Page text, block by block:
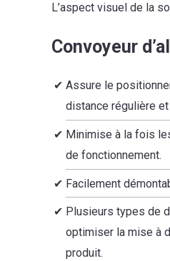
L’aspect visuel de la
Convoyeur
Assure le
distance régulière
Minimise à la fois
de fonctionnement.
Facilement
Plusieurs types de
optimiser la mise à
produit.